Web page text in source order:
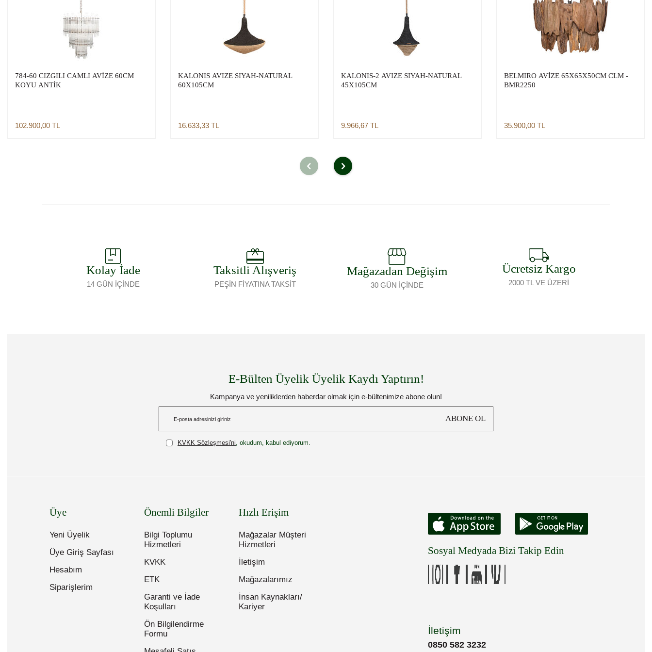
784-60 CIZGILI CAMLI AVİZE 60CM
KOYU ANTİK
102.900,00 TL
KALONIS AVIZE SIYAH-NATURAL
60X105CM
16.633,33 TL
KALONIS-2 AVIZE SIYAH-NATURAL
45X105CM
9.966,67 TL
BELMIRO AVİZE 65X65X50CM CLM -
BMR2250
35.900,00 TL
Kolay İade
14 GÜN İÇİNDE
Taksitli Alışveriş
PEŞİN FİYATINA TAKSİT
Mağazadan Değişim
30 GÜN İÇİNDE
Ücretsiz Kargo
2000 TL VE ÜZERİ
E-Bülten Üyelik Üyelik Kaydı Yaptırın!
Kampanya ve yeniliklerden haberdar olmak için e-bültenimize abone olun!
ABONE OL
KVKK Sözleşmesi'ni , okudum, kabul ediyorum.
Üye
Yeni Üyelik
Üye Giriş Sayfası
Hesabım
Siparişlerim
Önemli Bilgiler
Bilgi Toplumu
Hizmetleri
KVKK
ETK
Garanti ve İade
Koşulları
Ön Bilgilendirme
Formu
Hızlı Erişim
Mağazalar Müşteri
Hizmetleri
İletişim
Mağazalarımız
İnsan Kaynakları/
Kariyer
Sosyal Medyada Bizi Takip Edin
İletişim
0850 582 3232